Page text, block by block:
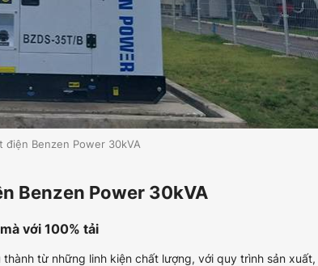
điện Benzen Power 30kVA
Benzen Power 30kVA
với 100% tải
từ những linh kiện chất lượng, với quy trình sản xuất,